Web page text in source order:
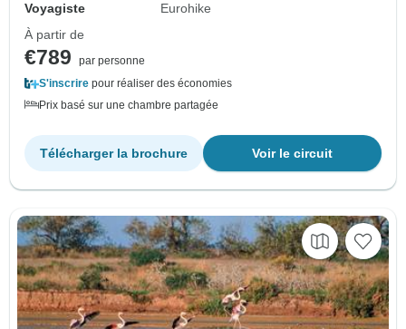
Voyagiste
Eurohike
À partir de
€789
par personne
S'inscrire pour réaliser des économies
Prix basé sur une chambre partagée
Voir le circuit
Télécharger la brochure